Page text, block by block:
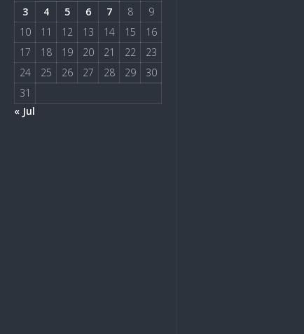
3
4 5 6 7 8
9
10
11 12 13 14 15
16
17
18 19 20 21 22
23
24
25 26 27 28 29
30
31
« Jul